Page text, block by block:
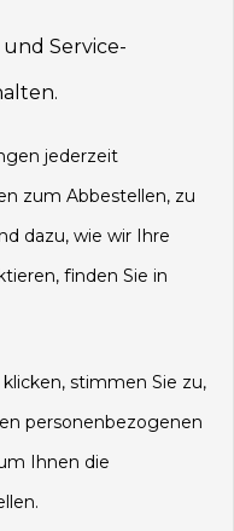
Service-
jederzeit
zum Abbestellen, zu
dazu, wie wir Ihre
finden Sie in
klicken, stimmen Sie zu,
personenbezogenen
Ihnen die